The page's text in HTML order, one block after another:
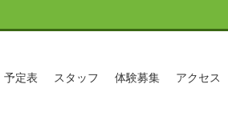
予定表 スタッフ 体験募集 アクセス